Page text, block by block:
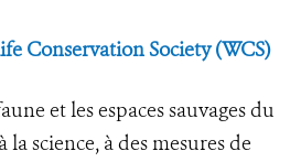
Conservation Society (WCS)
et les espaces sauvages du
science, à des mesures de